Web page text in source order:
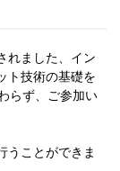
れました、イン
ト技術の基礎を
らず、ご参加い
うことができま